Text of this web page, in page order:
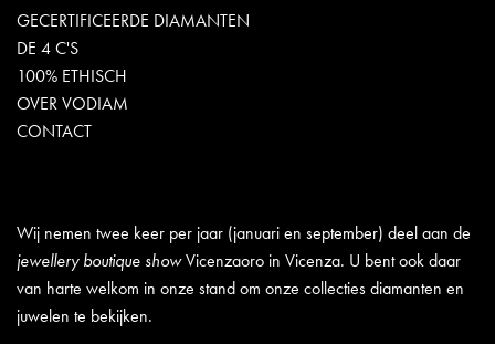
GECERTIFICEERDE DIAMANTEN
DE 4 C'S
100% ETHISCH
OVER VODIAM
CONTACT
Wij nemen twee keer per jaar (januari en september) deel aan de
jewellery boutique showVicenzaoro in Vicenza. U bent ook daar
van harte welkom in onze stand om onze collecties diamanten en
juwelen te bekijken.